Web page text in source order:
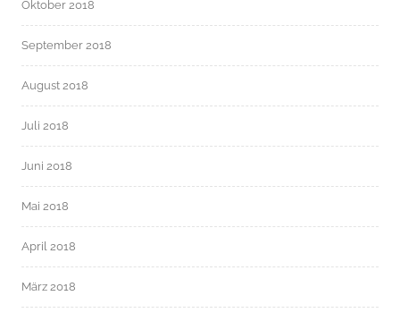
Oktober 2018
September 2018
August 2018
Juli 2018
Juni 2018
Mai 2018
April 2018
März 2018